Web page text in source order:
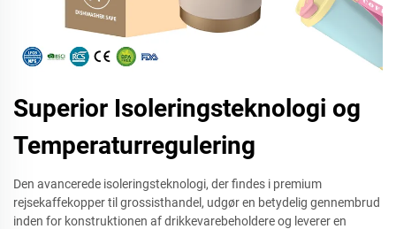
Superior Isoleringsteknologi og
Temperaturregulering
Den avancerede isoleringsteknologi, der findes i premium
rejsekaffekopper til grossisthandel, udgør en betydelig gennembrud
inden for konstruktionen af drikkevarebeholdere og leverer en